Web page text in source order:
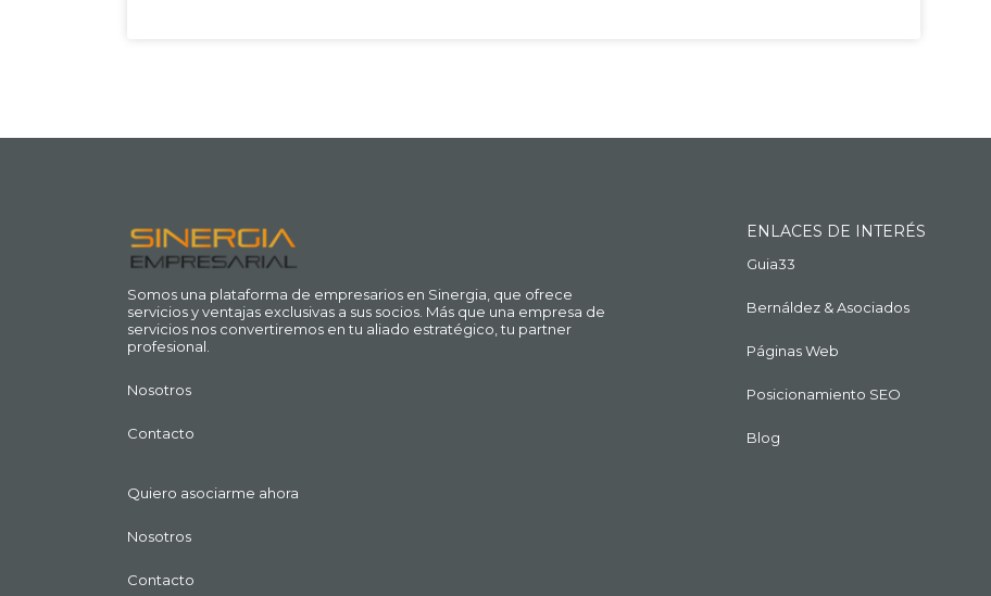
Somos una plataforma de empresarios en Sinergia, que ofrece
servicios y ventajas exclusivas a sus socios. Más que una empresa de
servicios nos convertiremos en tu aliado estratégico, tu partner
profesional.
Nosotros
Contacto
Quiero asociarme ahora
Nosotros
Contacto
ENLACES DE INTERÉS
Guia33
Bernáldez & Asociados
Páginas Web
Posicionamiento SEO
Blog